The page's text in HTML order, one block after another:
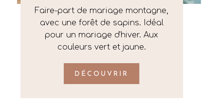
Faire-part de mariage montagne,
avec une forêt de sapins. Idéal
pour un mariage d’hiver. Aux
couleurs vert et jaune.
DÉCOUVRIR